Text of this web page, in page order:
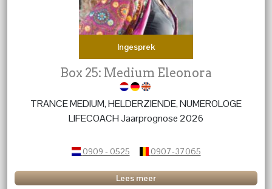
Ingesprek
Box 25: Medium Eleonora
TRANCE MEDIUM, HELDERZIENDE, NUMEROLOGE
LIFECOACH Jaarprognose 2026
0909 - 0525 0907-37065
Lees meer